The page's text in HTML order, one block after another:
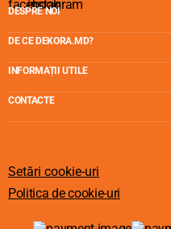
DESPRE NOI
DE CE DEKORA.MD?
INFORMAȚII UTILE
CONTACTE
Setări cookie-uri
Politica de cookie-uri